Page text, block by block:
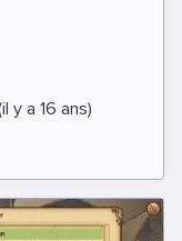
y a 16 ans)